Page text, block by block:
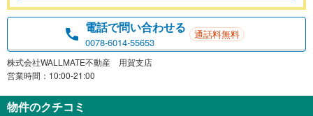
電話で問い合わせる
0078-6014-55653
通話料無料
株式会社WALLMATE不動産 用賀支店
営業時間：10:00-21:00
物件のクチコミ